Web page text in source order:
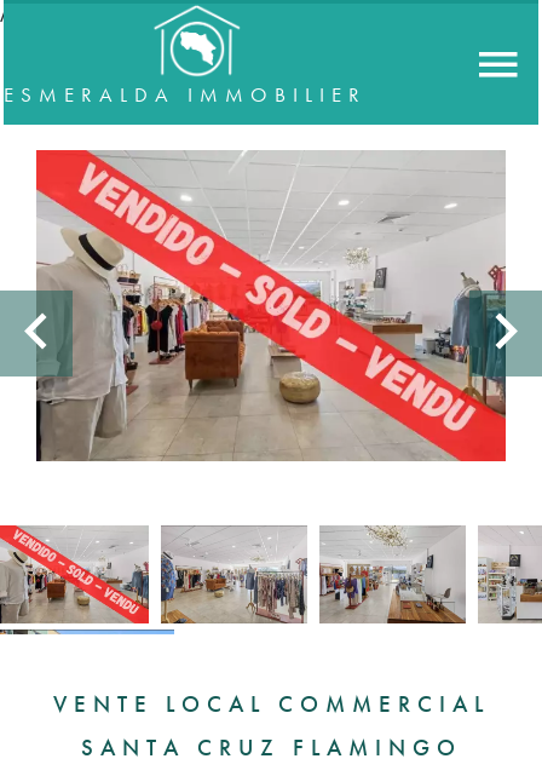
//accordeon
ESMERALDA IMMOBILIER
VENTE LOCAL COMMERCIAL
SANTA CRUZ FLAMINGO